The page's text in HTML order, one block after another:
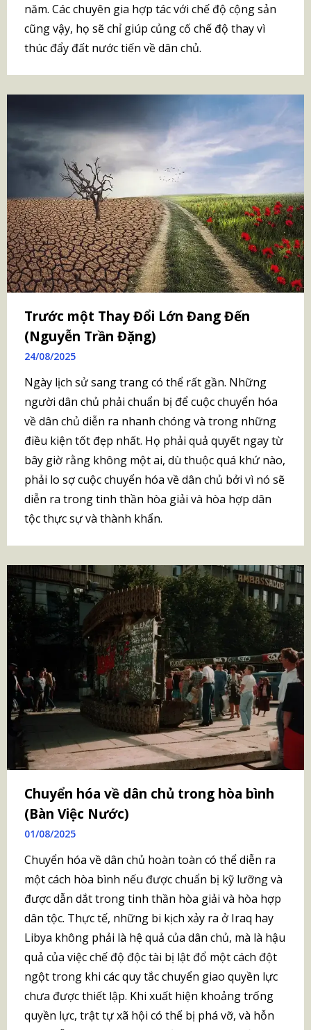
năm. Các chuyên gia hợp tác với chế độ cộng sản
cũng vậy, họ sẽ chỉ giúp củng cố chế độ thay vì
thúc đẩy đất nước tiến về dân chủ.
Trước một Thay Đổi Lớn Đang Đến
(Nguyễn Trần Đặng)
24/08/2025
Ngày lịch sử sang trang có thể rất gần. Những
người dân chủ phải chuẩn bị để cuộc chuyển hóa
về dân chủ diễn ra nhanh chóng và trong những
điều kiện tốt đẹp nhất. Họ phải quả quyết ngay từ
bây giờ rằng không một ai, dù thuộc quá khứ nào,
phải lo sợ cuộc chuyển hóa về dân chủ bởi vì nó sẽ
diễn ra trong tinh thần hòa giải và hòa hợp dân
tộc thực sự và thành khẩn.
Chuyển hóa về dân chủ trong hòa bình
(Bàn Việc Nước)
01/08/2025
Chuyển hóa về dân chủ hoàn toàn có thể diễn ra
một cách hòa bình nếu được chuẩn bị kỹ lưỡng và
được dẫn dắt trong tinh thần hòa giải và hòa hợp
dân tộc. Thực tế, những bi kịch xảy ra ở Iraq hay
Libya không phải là hệ quả của dân chủ, mà là hậu
quả của việc chế độ độc tài bị lật đổ một cách đột
ngột trong khi các quy tắc chuyển giao quyền lực
chưa được thiết lập. Khi xuất hiện khoảng trống
quyền lực, trật tự xã hội có thể bị phá vỡ, và hỗn